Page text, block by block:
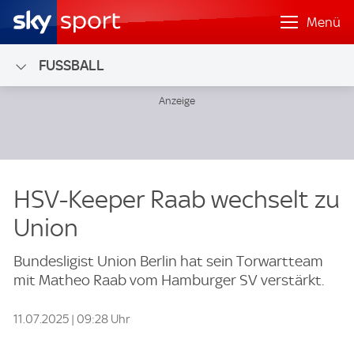
Menü
FUSSBALL
HSV-Keeper Raab wechselt zu
Union
Bundesligist Union Berlin hat sein Torwartteam
mit Matheo Raab vom Hamburger SV verstärkt.
11.07.2025 | 09:28 Uhr